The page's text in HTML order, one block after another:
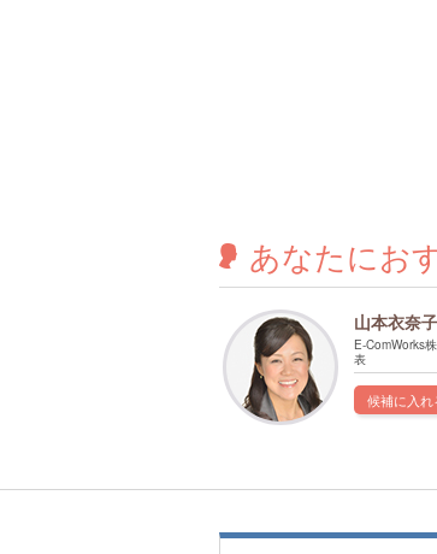
あなたにお
山本衣奈子
E-ComWorks
表
候補に入れ